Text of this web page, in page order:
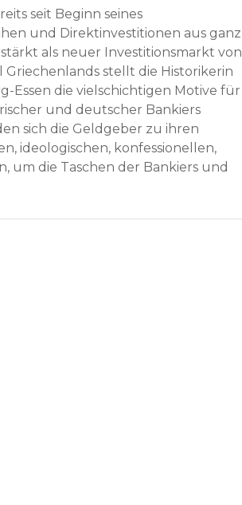
seit Beginn seines
und Direktinvestitionen aus ganz
als neuer Investitionsmarkt von
Griechenlands stellt die Historikerin
Essen die vielschichtigen Motive für
und deutscher Bankiers
sich die Geldgeber zu ihren
ideologischen, konfessionellen,
um die Taschen der Bankiers und